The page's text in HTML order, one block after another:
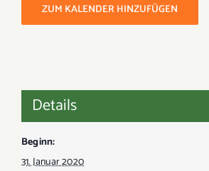
ZUM KALENDER HINZUFÜGEN
Details
Beginn:
31. Januar 2020